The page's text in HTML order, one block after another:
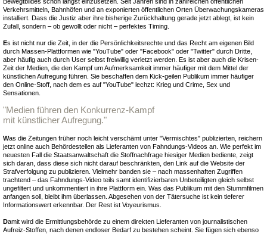
Verkehrsmitteln, Bahnhöfen und an exponierten öffentlichen Orten Überwachungskameras
installiert. Dass die Justiz aber ihre bisherige Zurückhaltung gerade jetzt ablegt, ist kein
Zufall, sondern – ob gewollt oder nicht – perfektes Timing.
Es ist nicht nur die Zeit, in der die Persönlichkeitsrechte und das Recht am eigenen Bild
durch Massen-Plattformen wie "YouTube" oder "Facebook" oder "Twitter" durch Dritte,
aber häufig auch durch User selbst freiwillig verletzt werden. Es ist aber auch die Krisen-
Zeit der Medien, die den Kampf um Aufmerksamkeit immer häufiger mit dem Mittel der
künstlichen Aufregung führen. Sie beschaffen dem Kick-geilen Publikum immer häufiger
den Online-Stoff, nach dem es auf "YouTube" lechzt: Krieg und Crime, Sex und
Sensationen.
"Medien führen den Konkurrenz-Kampf
mit künstlicher Aufregung."
Was die Zeitungen früher noch leicht verschämt unter "Vermischtes" publizierten, reichern
jetzt online auch Behördestellen als Lieferanten von Fahndungs-Videos an. Wie perfekt im
neuesten Fall die Staatsanwaltschaft die Stoffnachfrage hiesiger Medien bediente, zeigt
sich daran, dass diese sich nicht darauf beschränkten, den Link auf die Website der
Strafverfolgung zu publizieren. Vielmehr banden sie – nach massenhaften Zugriffen
trachtend – das Fahndungs-Video teils samt identifizierbaren Unbeteiligten gleich selbst
ungefiltert und unkommentiert in ihre Plattform ein. Was das Publikum mit den Stummfilmen
anfangen soll, bleibt ihm überlassen. Abgesehen von der Tätersuche ist kein tieferer
Informationswert erkennbar. Der Rest ist Voyeurismus.
Damit wird die Ermittlungsbehörde zu einem direkten Lieferanten von journalistischen
Aufreiz-Stoffen, nach denen endloser Bedarf zu bestehen scheint. Sie fügen sich ebenso